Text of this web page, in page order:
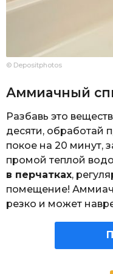
© Depositphotos
Аммиачный
Разбавь это
десяти, обработай
покое на 20 минут,
промой теплой
в перчатках,
помещение!
резко и может